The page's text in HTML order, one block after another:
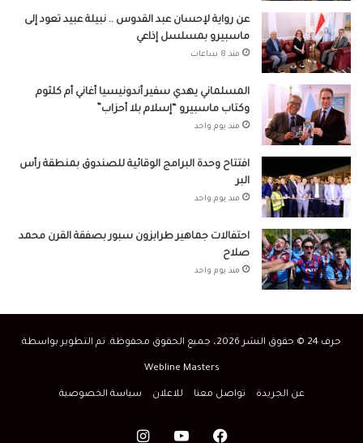
عن رواية لإحسان عبد القدوس .. نبيلة عبيد تعود إلى
ماسبيرو بمسلسل إذاعي
منذ 8 ساعات
المسلماني يهدي سفير أندونيسيا أغاني أم كلثوم
وكتاب ماسبيرو “إسلام بلا أحزاب”
منذ يوم واحد
افتتاح وحدة البرامج الوقائية للصندوق بمنطقة رأس
البر
منذ يوم واحد
احتفالات جماهير طرابزون سبور بصفقة القرن محمد
صلاح
منذ يوم واحد
حرف 24 © حقوق النشر 2026، جميع الحقوق محفوظة. تم التطوير بواسطة
Webline Masters
عن الجريدة تواصل معنا للاعلان سياسة الخصوصية
فيسبوك‫YouTubeانستقرام